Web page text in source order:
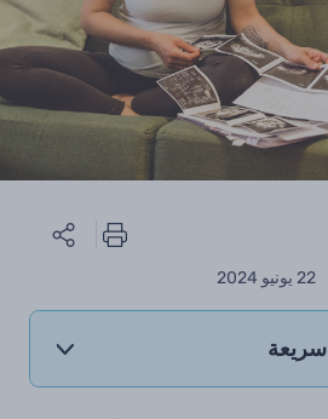
22 يونيو 2024